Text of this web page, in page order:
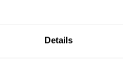
Details